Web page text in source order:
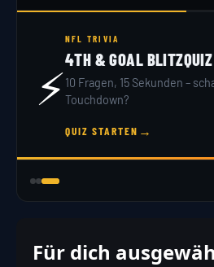
⚡
NFL TRIVIA
4TH & GOAL BLITZQUIZ
10 Fragen, 15 Sekunden –
Touchdown?
QUIZ STARTEN →
Für dich